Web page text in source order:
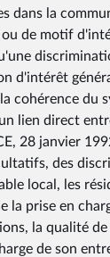
dans la
de motif
d'intérêt
cohérence du
lien direct
28 janvier
des
local, les
prise en
la qualité
de son